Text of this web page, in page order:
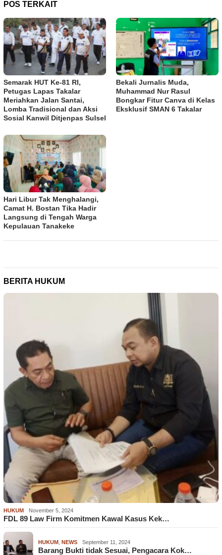
POS TERKAIT
Semarak HUT Ke-81 RI,
Petugas Lapas Takalar
Meriahkan Jalan Santai,
Lomba Tradisional dan Aksi
Sosial Kanwil Ditjenpas Sulsel
Bekali Jurnalis Muda,
Muhammad Nur Rasul
Bongkar Fitur Canva di Kelas
Eksklusif SMAN 6 Takalar
Hari Libur Tak Menghalangi,
Camat H. Bostan Tika Hadir
Langsung di Tengah Warga
Kepulauan Tanakeke
BERITA HUKUM
HUKUM November 5, 2024
FDL 89 Law Firm Komitmen Kawal Kasus Kek…
HUKUM NEWS September 11, 2024
Barang Bukti tidak Sesuai, Pengacara Kok…